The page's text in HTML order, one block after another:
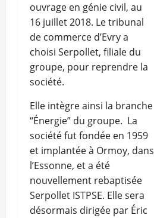
ouvrage en génie civil, au
16 juillet 2018. Le tribunal
de commerce d’Evry a
choisi Serpollet, filiale du
groupe, pour reprendre la
société.
Elle intègre ainsi la branche
“Énergie” du groupe. La
société fut fondée en 1959
et implantée à Ormoy, dans
l’Essonne, et a été
nouvellement rebaptisée
Serpollet ISTPSE. Elle sera
désormais dirigée par Éric